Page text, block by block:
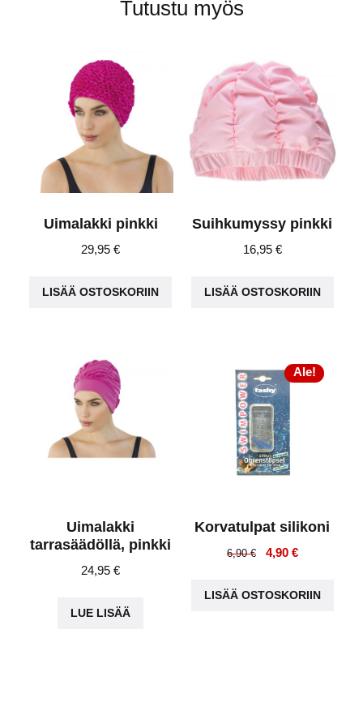
Tutustu myös
Uimalakki pinkki
29,95€
LISÄÄ OSTOSKORIIN
Suihkumyssy pinkki
16,95 €
LISÄÄ OSTOSKORIIN
Uimalakki
tarrasäädöllä, pinkki
24,95€
LUE LISÄÄ
Ale!
Korvatulpat silikoni
6,90€
Alkuperäinen
oli:
4,90 €Nykyinen
on:
LISÄÄ OSTOSKORIIN